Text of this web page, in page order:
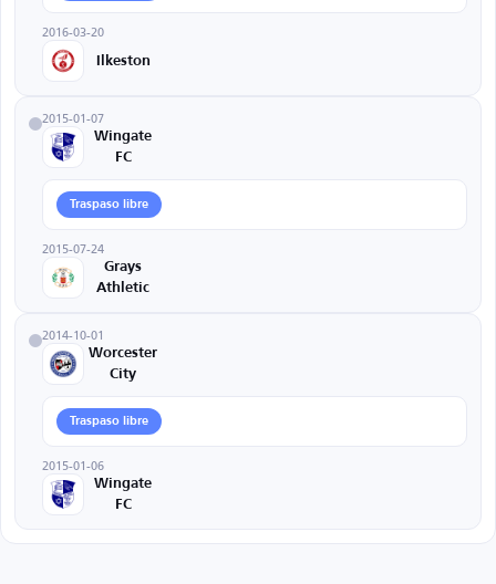
2016-03-20
Ilkeston
2015-01-07
Wingate
FC
Traspaso libre
2015-07-24
Grays
Athletic
2014-10-01
Worcester
City
Traspaso libre
2015-01-06
Wingate
FC